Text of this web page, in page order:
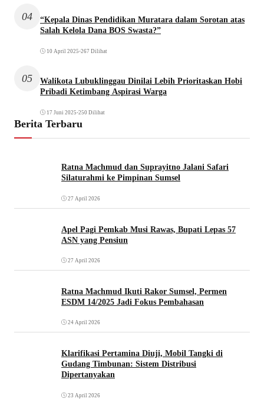
04
“Kepala Dinas Pendidikan Muratara dalam Sorotan atas
Salah Kelola Dana BOS Swasta?”
10 April 2025 •267 Dilihat
05
Walikota Lubuklinggau Dinilai Lebih Prioritaskan Hobi
Pribadi Ketimbang Aspirasi Warga
17 Juni 2025 •250 Dilihat
Berita Terbaru
Ratna Machmud dan Suprayitno Jalani Safari
Silaturahmi ke Pimpinan Sumsel
27 April 2026
Apel Pagi Pemkab Musi Rawas, Bupati Lepas 57
ASN yang Pensiun
27 April 2026
Ratna Machmud Ikuti Rakor Sumsel, Permen
ESDM 14/2025 Jadi Fokus Pembahasan
24 April 2026
Klarifikasi Pertamina Diuji, Mobil Tangki di
Gudang Timbunan: Sistem Distribusi
Dipertanyakan
23 April 2026